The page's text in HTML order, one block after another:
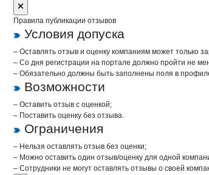
Правила публикации отзывов
Условия допуска
– Оставлять отзыв и оценку компаниям может только
– Со дня регистрации на портале должно пройти не
– Обязательно должны быть заполнены поля в
Возможности
– Оставить отзыв с оценкой;
– Поставить оценку без отзыва.
Ограничения
– Нельзя оставлять отзыв без оценки;
– Можно оставить один отзыв/оценку для одной
– Сотрудники не могут оставлять отзывы о своей